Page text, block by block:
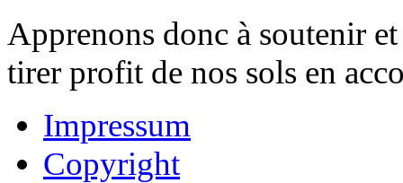
Apprenons donc à soutenir
tirer profit de nos sols en
Impressum
Copyright